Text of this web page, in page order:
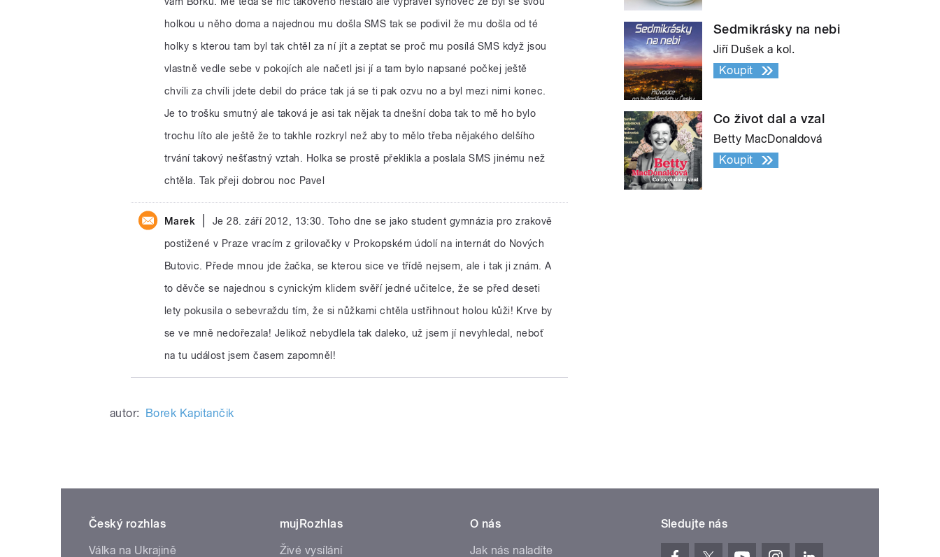
holkou u něho doma a najednou mu došla SMS tak se podivil že mu došla od té
holky s kterou tam byl tak chtěl za ní jít a zeptat se proč mu posílá SMS když jsou
vlastně vedle sebe v pokojích ale načetl jsi jí a tam bylo napsané počkej ještě
chvíli za chvíli jdete debil do práce tak já se ti pak ozvu no a byl mezi nimi konec.
Je to trošku smutný ale taková je asi tak nějak ta dnešní doba tak to mě ho bylo
trochu líto ale ještě že to takhle rozkryl než aby to mělo třeba nějakého delšího
trvání takový nešťastný vztah. Holka se prostě překlikla a poslala SMS jinému než
chtěla. Tak přeji dobrou noc Pavel
Marek
Je 28. září 2012, 13:30. Toho dne se jako student gymnázia pro zrakově
postižené v Praze vracím z grilovačky v Prokopském údolí na internát do Nových
Butovic. Přede mnou jde žačka, se kterou sice ve třídě nejsem, ale i tak ji znám. A
to děvče se najednou s cynickým klidem svěří jedné učitelce, že se před deseti
lety pokusila o sebevraždu tím, že si nůžkami chtěla ustřihnout holou kůži! Krve by
se ve mně nedořezala! Jelikož nebydlela tak daleko, už jsem jí nevyhledal, neboť
na tu událost jsem časem zapomněl!
autor: Borek Kapitančik
Sedmikrásky na nebi
Jiří Dušek a kol.
Koupit
Co život dal a vzal
Betty MacDonaldová
Koupit
Český rozhlas
Válka na Ukrajině
mujRozhlas
Živé vysílání
O nás
Jak nás naladíte
Sledujte nás